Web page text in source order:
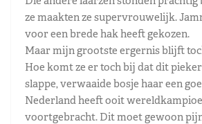
ze maakten ze supervrouwelijk.
voor een brede hak heeft gekozen.
Maar mijn grootste ergernis blijft
Hoe komt ze er toch bij dat dit
slappe, verwaaide bosje haar een
Nederland heeft ooit
voortgebracht. Dit moet gewoon